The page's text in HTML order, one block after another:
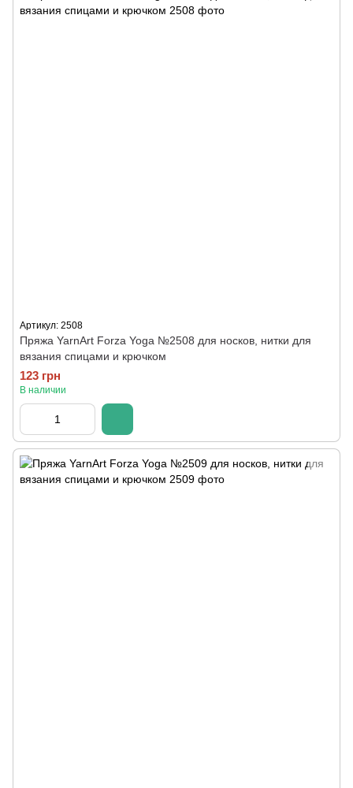
Артикул: 2508
Пряжа YarnArt Forza Yoga №2508 для носков, нитки для
вязания спицами и крючком
123 грн
В наличии